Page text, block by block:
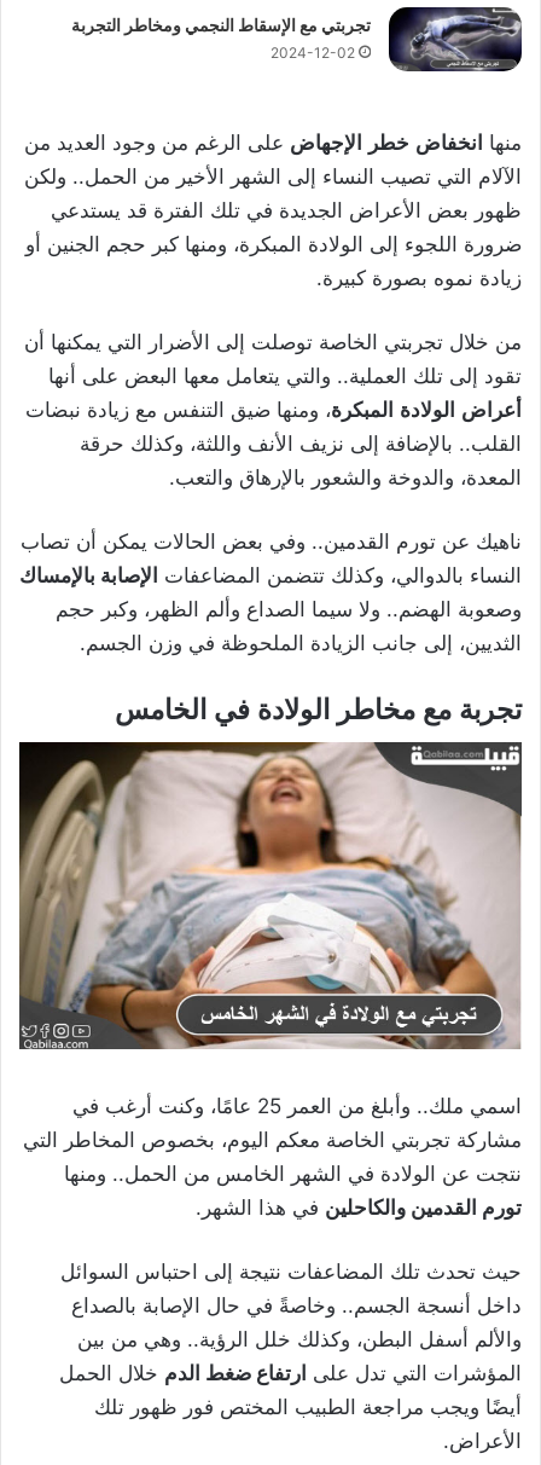
تجربتي مع الإسقاط النجمي ومخاطر التجربة
2024-12-02
منها انخفاض خطر الإجهاض على الرغم من وجود العديد من
الآلام التي تصيب النساء إلى الشهر الأخير من الحمل.. ولكن
ظهور بعض الأعراض الجديدة في تلك الفترة قد يستدعي
ضرورة اللجوء إلى الولادة المبكرة، ومنها كبر حجم الجنين أو
زيادة نموه بصورة كبيرة.
من خلال تجربتي الخاصة توصلت إلى الأضرار التي يمكنها أن
تقود إلى تلك العملية.. والتي يتعامل معها البعض على أنها
أعراض الولادة المبكرة، ومنها ضيق التنفس مع زيادة نبضات
القلب.. بالإضافة إلى نزيف الأنف واللثة، وكذلك حرقة
المعدة، والدوخة والشعور بالإرهاق والتعب.
ناهيك عن تورم القدمين.. وفي بعض الحالات يمكن أن تصاب
النساء بالدوالي، وكذلك تتضمن المضاعفات الإصابة بالإمساك
وصعوبة الهضم.. ولا سيما الصداع وألم الظهر، وكبر حجم
الثديين، إلى جانب الزيادة الملحوظة في وزن الجسم.
تجربة مع مخاطر الولادة في الخامس
اسمي ملك.. وأبلغ من العمر 25 عامًا، وكنت أرغب في
مشاركة تجربتي الخاصة معكم اليوم، بخصوص المخاطر التي
نتجت عن الولادة في الشهر الخامس من الحمل.. ومنها
تورم القدمين والكاحلين في هذا الشهر.
حيث تحدث تلك المضاعفات نتيجة إلى احتباس السوائل
داخل أنسجة الجسم.. وخاصةً في حال الإصابة بالصداع
والألم أسفل البطن، وكذلك خلل الرؤية.. وهي من بين
المؤشرات التي تدل على ارتفاع ضغط الدم خلال الحمل
أيضًا ويجب مراجعة الطبيب المختص فور ظهور تلك
الأعراض.